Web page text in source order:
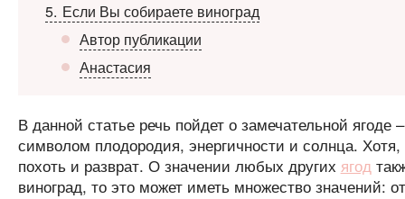
5 Если Вы собираете виноград
Автор публикации
Анастасия
В данной статье речь пойдет о замечательной
символом плодородия, энергичности и солнца.
похоть и разврат. О значении любых других ягод
виноград, то это может иметь множество значений: